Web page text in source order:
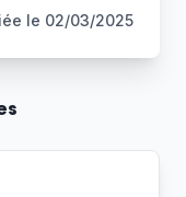
le 02/03/2025
s